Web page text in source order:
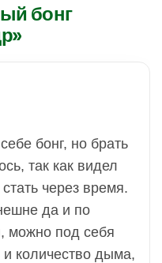
бонг
бонг, но брать
так как видел
через время.
да и по
можно под себя
и количество дыма,